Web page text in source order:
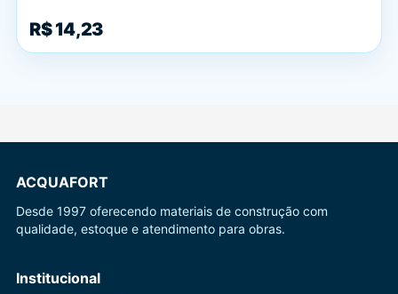
R$ 14,23
ACQUAFORT
Desde 1997 oferecendo materiais de construção com
qualidade, estoque e atendimento para obras.
Institucional